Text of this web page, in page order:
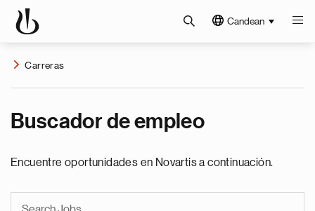
Candean
Carreras
Buscador de empleo
Encuentre oportunidades en Novartis a continuación.